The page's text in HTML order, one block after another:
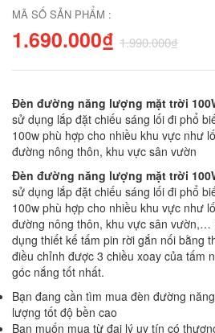
MÃ SỐ SẢN PHẨM :
1.690.000₫ 1.990.000₫
Đèn đường năng lượng mặt trời
sử dụng lắp đặt chiếu sáng lối đi phổ
100w phù hợp cho nhiều khu vực như
đường nông thôn, khu vực sân vườn
Đèn đường năng lượng mặt trời
sử dụng lắp đặt chiếu sáng lối đi phổ
100w phù hợp cho nhiều khu vực như
đường nông thôn, khu vực sân vườn,…
dụng thiết kế tấm pin rời gắn nối bằng
điều chỉnh được 3 chiều xoay của tấm
góc nắng tốt nhất.
Bạn đang cần tìm mua đèn đường
lượng tốt độ bền cao
Bạn muốn mua từ đại lý uy tín có